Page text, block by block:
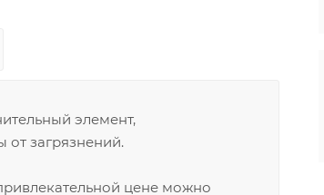
элемент,
загрязнений.
цене можно